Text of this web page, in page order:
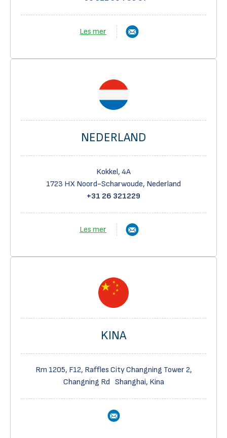
Les mer
NEDERLAND
Kokkel, 4A
1723 HX Noord-Scharwoude, Nederland
+31 26 321229
Les mer
KINA
Rm 1205, F12, Raffles City Changning Tower 2,
Changning Rd Shanghai, Kina